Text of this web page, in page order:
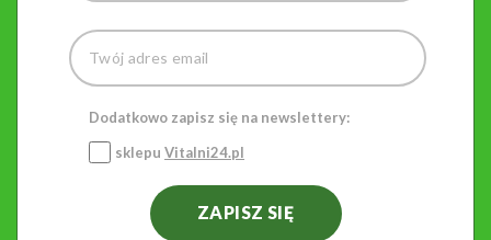
Dodatkowo zapisz się na newslettery:
sklepu Vitalni24.pl
ZAPISZ SIĘ